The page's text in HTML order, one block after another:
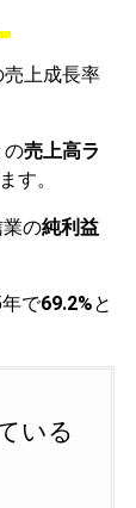
上成長率
の売上高ラ
す。
の純利益
で69.2%と
いる